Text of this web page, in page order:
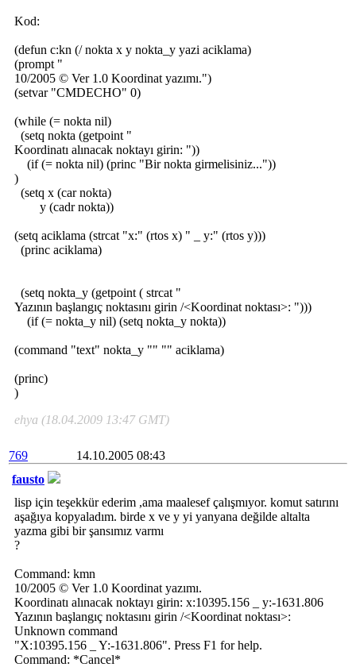
Kod:
(defun c:kn (/ nokta x y nokta_y yazi aciklama)
(prompt "
10/2005 © Ver 1.0 Koordinat yazımı.")
(setvar "CMDECHO" 0)
(while (= nokta nil)
(setq nokta (getpoint "
Koordinatı alınacak noktayı girin: "))
(if (= nokta nil) (princ "Bir nokta girmelisiniz..."))
)
(setq x (car nokta)
y (cadr nokta))
(setq aciklama (strcat "x:" (rtos x) " _ y:" (rtos y)))
(princ aciklama)
(setq nokta_y (getpoint ( strcat "
Yazının başlangıç noktasını girin /<Koordinat noktası>: ")))
(if (= nokta_y nil) (setq nokta_y nokta))
(command "text" nokta_y "" "" aciklama)
(princ)
)
ehya (18.04.2009 13:47 GMT)
769
14.10.2005 08:43
fausto
lisp için teşekkür ederim ,ama maalesef çalışmıyor. komut satırını
aşağıya kopyaladım. birde x ve y yi yanyana değilde altalta
yazma gibi bir şansımız varmı
?
Command: kmn
10/2005 © Ver 1.0 Koordinat yazımı.
Koordinatı alınacak noktayı girin: x:10395.156 _ y:-1631.806
Yazının başlangıç noktasını girin /<Koordinat noktası>:
Unknown command
"X:10395.156 _ Y:-1631.806". Press F1 for help.
Command: *Cancel*